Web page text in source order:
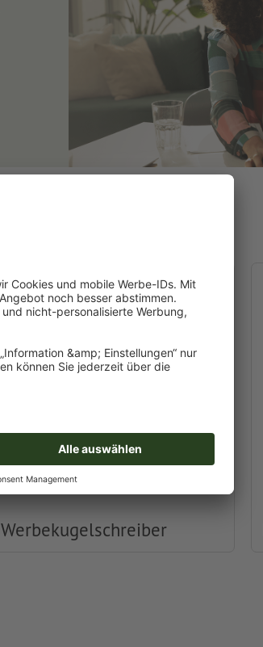
Werbekugelschreiber